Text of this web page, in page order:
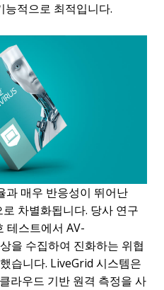
적으로 최적입니다.
과 매우 반응성이 뛰어난
차별화됩니다. 당사 연구
테스트에서 AV-
을 수집하여 진화하는 위협
습니다. LiveGrid 시스템은
라우드 기반 원격 측정을 사